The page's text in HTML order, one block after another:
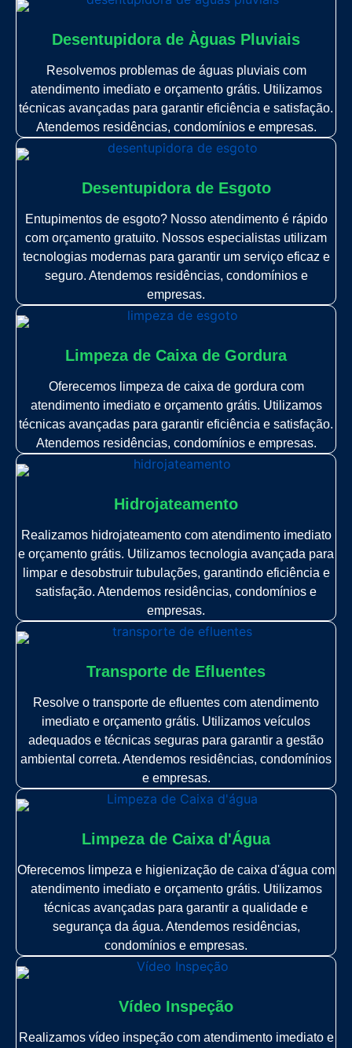
Desentupidora de Àguas Pluviais
Resolvemos problemas de águas pluviais com
atendimento imediato e orçamento grátis. Utilizamos
técnicas avançadas para garantir eficiência e satisfação.
Atendemos residências, condomínios e empresas.
Desentupidora de Esgoto
Entupimentos de esgoto? Nosso atendimento é rápido
com orçamento gratuito. Nossos especialistas utilizam
tecnologias modernas para garantir um serviço eficaz e
seguro. Atendemos residências, condomínios e
empresas.
Limpeza de Caixa de Gordura
Oferecemos limpeza de caixa de gordura com
atendimento imediato e orçamento grátis. Utilizamos
técnicas avançadas para garantir eficiência e satisfação.
Atendemos residências, condomínios e empresas.
Hidrojateamento
Realizamos hidrojateamento com atendimento imediato
e orçamento grátis. Utilizamos tecnologia avançada para
limpar e desobstruir tubulações, garantindo eficiência e
satisfação. Atendemos residências, condomínios e
empresas.
Transporte de Efluentes
Resolve o transporte de efluentes com atendimento
imediato e orçamento grátis. Utilizamos veículos
adequados e técnicas seguras para garantir a gestão
ambiental correta. Atendemos residências, condomínios
e empresas.
Limpeza de Caixa d'Água
Oferecemos limpeza e higienização de caixa d'água com
atendimento imediato e orçamento grátis. Utilizamos
técnicas avançadas para garantir a qualidade e
segurança da água. Atendemos residências,
condomínios e empresas.
Vídeo Inspeção
Realizamos vídeo inspeção com atendimento imediato e